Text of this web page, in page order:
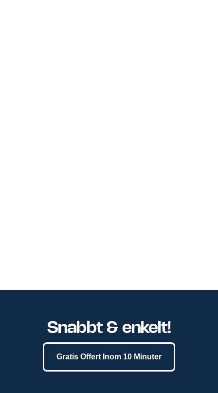
Snabbt & enkelt!
Gratis Offert Inom 10 Minuter